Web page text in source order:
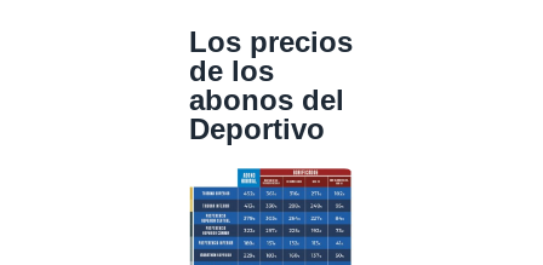
Los precios
de los
abonos del
Deportivo